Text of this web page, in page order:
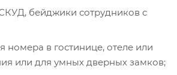
бейджики сотрудников с
номера в гостинице, отеле или
или для умных дверных замков;